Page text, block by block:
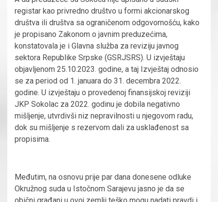
registar kao privredno društvo u formi akcionarskog
društva ili društva sa ograničenom odgovornošću, kako
je propisano Zakonom o javnim preduzećima,
konstatovala je i Glavna služba za reviziju javnog
sektora Republike Srpske (GSRJSRS). U izvještaju
objavljenom 25.10.2023. godine, a taj Izvještaj odnosio
se za period od 1. januara do 31. decembra 2022.
godine. U izvještaju o provedenoj finansijskoj reviziji
JKP Sokolac za 2022. godinu je dobila negativno
mišljenje, utvrdivši niz nepravilnosti u njegovom radu,
dok su mišljenje s rezervom dali za usklađenost sa
propisima.
Međutim, na osnovu prije par dana donesene odluke
Okružnog suda u Istočnom Sarajevu jasno je da se